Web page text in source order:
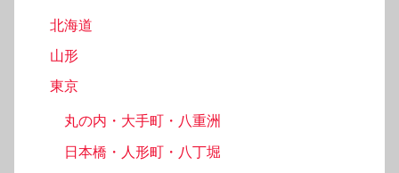
北海道
山形
東京
丸の内・大手町・八重洲
日本橋・人形町・八丁堀